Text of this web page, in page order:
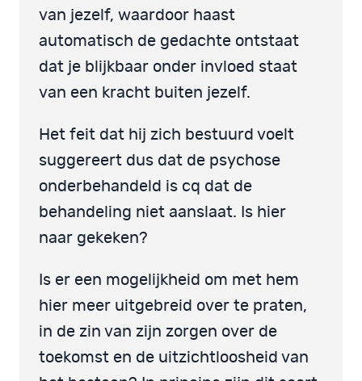
van jezelf, waardoor haast
automatisch de gedachte ontstaat
dat je blijkbaar onder invloed staat
van een kracht buiten jezelf.
Het feit dat hij zich bestuurd voelt
suggereert dus dat de psychose
onderbehandeld is cq dat de
behandeling niet aanslaat. Is hier
naar gekeken?
Is er een mogelijkheid om met hem
hier meer uitgebreid over te praten,
in de zin van zijn zorgen over de
toekomst en de uitzichtloosheid van